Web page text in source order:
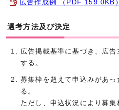
広告作成例 （PDF 159.0KB）
選考方法及び決定
広告掲載基準に基づき、広
する。
募集枠を超えて申込みがあ
る。
ただし、申込状況により募